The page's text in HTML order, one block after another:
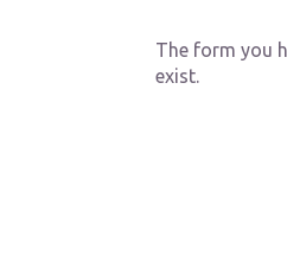
The form you
exist.